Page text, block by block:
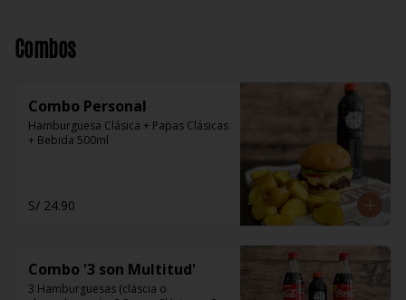
Combos
Combo Personal
Hamburguesa Clásica + Papas Clásicas
+ Bebida 500ml
S/ 24.90
Combo '3 son Multitud'
3 Hamburguesas (cláscia o